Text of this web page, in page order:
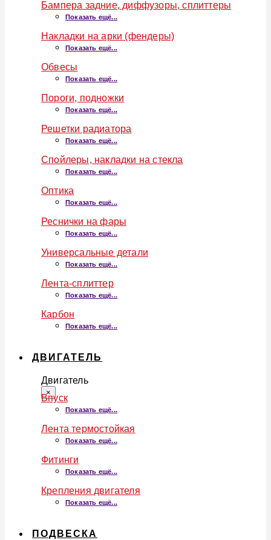
Бампера задние, диффузоры, сплиттеры
Показать ещё...
Накладки на арки (фендеры)
Показать ещё...
Обвесы
Показать ещё...
Пороги, подножки
Показать ещё...
Решетки радиатора
Показать ещё...
Спойлеры, накладки на стекла
Показать ещё...
Оптика
Показать ещё...
Реснички на фары
Показать ещё...
Универсальные детали
Показать ещё...
Лента-сплиттер
Показать ещё...
Карбон
Показать ещё...
ДВИГАТЕЛЬ
Двигатель
×
Впуск
Показать ещё...
Лента термостойкая
Показать ещё...
Фитинги
Показать ещё...
Крепления двигателя
Показать ещё...
ПОДВЕСКА